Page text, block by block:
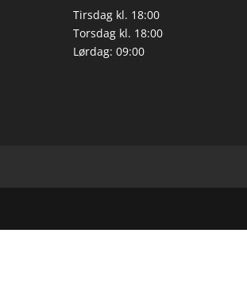
Tirsdag kl. 18:00
Torsdag kl. 18:00
Lørdag: 09:00